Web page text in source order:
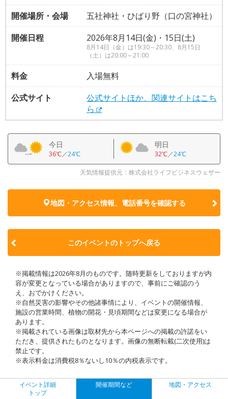
開催場所・会場
五社神社・ひばり野（口の宮神社）
開催日程
2026年8月14日(金)・15日(土)
8月14日（金）は19:30～20:30、8月15日
（土）は20:00～21:00
料金
入場無料
公式サイト
公式サイトほか、関連サイトはこち
ら
今日
36℃／24℃
明日
32℃／24℃
天気情報提供元：株式会社ライフビジネスウェザー
地図・アクセス情報、電話番号を確認する
このイベントのトップへ戻る
※掲載情報は2026年8月のものです。随時更新をしておりますが内
容が変更となっている場合がありますので、事前にご確認のう
え、おでかけください。
※自然災害の影響やその他諸事情により、イベントの開催情報、
施設の営業時間、植物の開花・見頃期間などは変更になる場合が
あります。
※掲載されている画像は取材先から本ページへの掲載の許諾をい
ただき、提供されたものとなります。画像の無断転載(二次使用)は
禁止です。
※表示料金は消費税8％ないし10％の内税表示です。
イベント詳細
トップ
開催期間など 地図・アクセス